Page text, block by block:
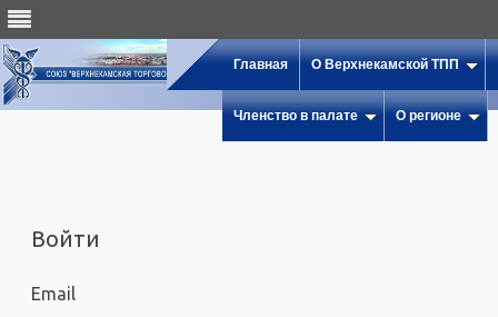
Главная О Верхнекамской ТПП
Членство в палате О регионе
Войти
Email